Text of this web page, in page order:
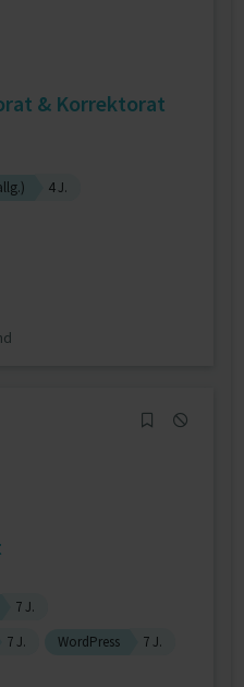
& Korrektorat
4 J.
7 J.
7 J. WordPress
7 J.